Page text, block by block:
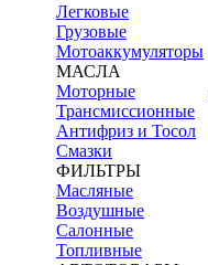
Легковые
Грузовые
Мотоаккумуляторы
МАСЛА
Моторные
Трансмиссионные
Антифриз и Тосол
Смазки
ФИЛЬТРЫ
Масляные
Воздушные
Салонные
Топливные